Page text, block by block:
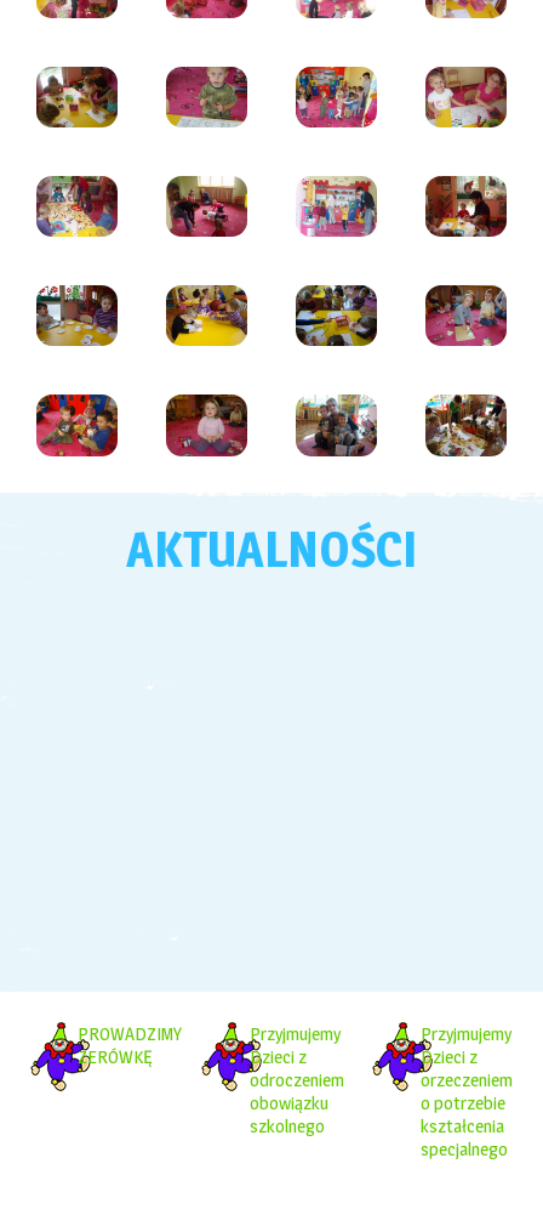
AKTUALNOŚCI
PROWADZIMY
ZERÓWKĘ
Przyjmujemy
Dzieci z
odroczeniem
obowiązku
szkolnego
Przyjmujemy
Dzieci z
orzeczeniem
o potrzebie
kształcenia
specjalnego